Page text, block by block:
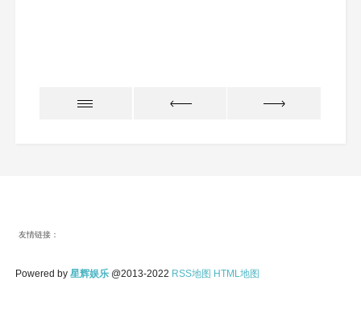
友情链接：
Powered by 星辉娱乐@2013-2022 RSS地图 HTML地图